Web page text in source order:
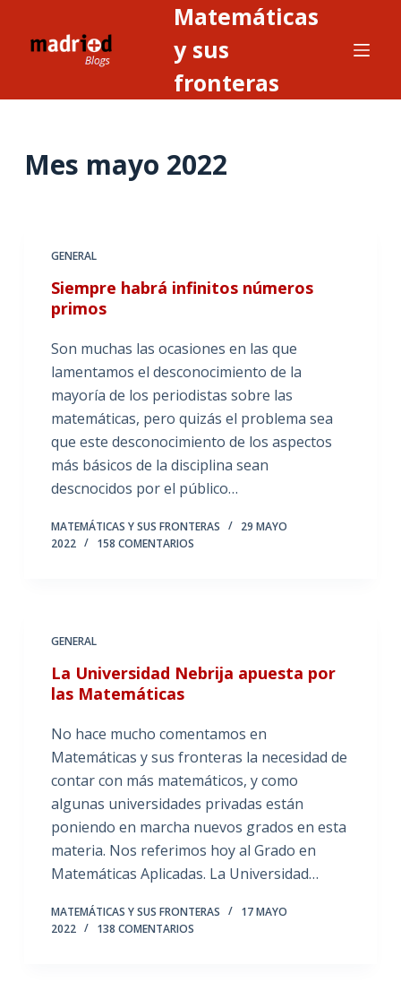
Matemáticas
y sus
fronteras
Mes mayo 2022
GENERAL
Siempre habrá infinitos números
primos
Son muchas las ocasiones en las que
lamentamos el desconocimiento de la
mayoría de los periodistas sobre las
matemáticas, pero quizás el problema sea
que este desconocimiento de los aspectos
más básicos de la disciplina sean
descnocidos por el público…
MATEMÁTICAS Y SUS FRONTERAS
29 MAYO
2022
158 COMENTARIOS
GENERAL
La Universidad Nebrija apuesta por
las Matemáticas
No hace mucho comentamos en
Matemáticas y sus fronteras la necesidad de
contar con más matemáticos, y como
algunas universidades privadas están
poniendo en marcha nuevos grados en esta
materia. Nos referimos hoy al Grado en
Matemáticas Aplicadas. La Universidad…
MATEMÁTICAS Y SUS FRONTERAS
17 MAYO
2022
138 COMENTARIOS